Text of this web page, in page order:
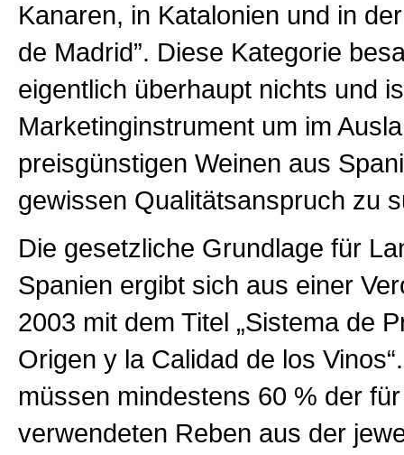
Kanaren, in Katalonien und in
de Madrid”. Diese Kategorie
eigentlich überhaupt nichts und
Marketinginstrument um im
preisgünstigen Weinen aus
gewissen Qualitätsanspruch zu
Die gesetzliche Grundlage für
Spanien ergibt sich aus einer
2003 mit dem Titel „Sistema de
Origen y la Calidad de los
müssen mindestens 60 % der
verwendeten Reben aus der